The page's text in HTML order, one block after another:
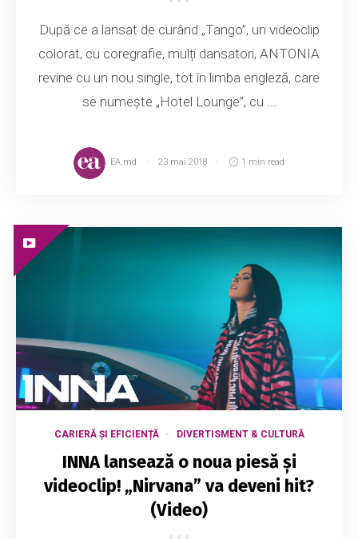
După ce a lansat de curând „Tango”, un videoclip
colorat, cu coregrafie, mulți dansatori, ANTONIA
revine cu un nou single, tot în limba engleză, care
se numește „Hotel Lounge”, cu ...
EA.md 23 mai 2018 1 min read
CARIERĂ ȘI EFICIENȚĂ DIVERTISMENT & CULTURĂ
INNA lansează o noua piesă și
videoclip! „Nirvana” va deveni hit?
(Video)